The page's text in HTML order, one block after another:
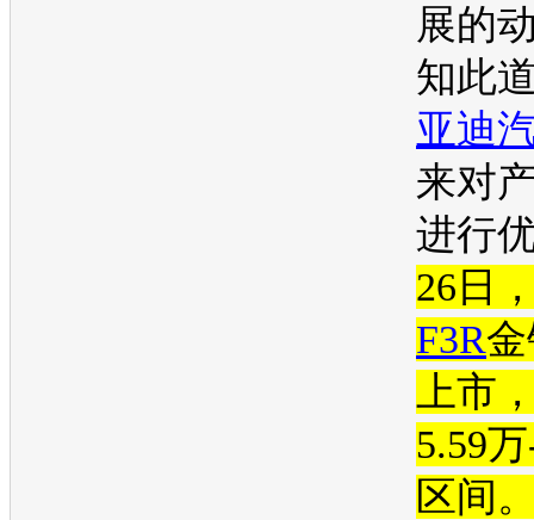
展的
知此
亚迪
来对
进行
26日
F3R
上市
5.59
区间